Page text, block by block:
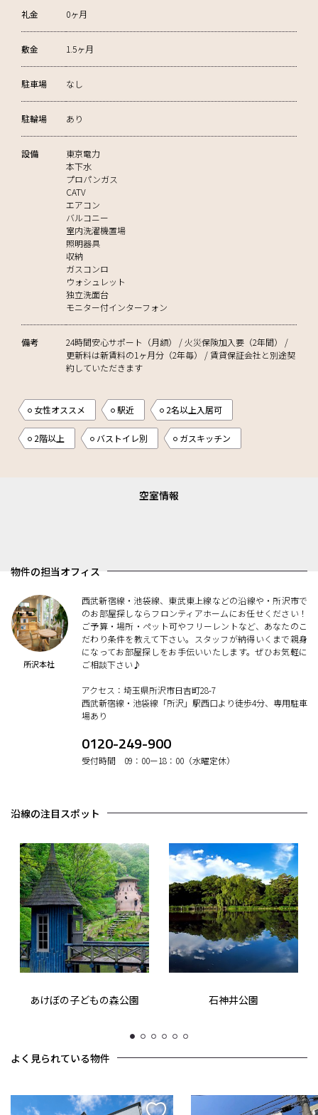
礼金 0ヶ月
敷金 1.5ヶ月
駐車場 なし
駐輪場 あり
設備
東京電力
本下水
プロパンガス
CATV
エアコン
バルコニー
室内洗濯機置場
照明器具
収納
ガスコンロ
ウォシュレット
独立洗面台
モニター付インターフォン
備考
24時間安心サポート（月額） / 火災保険加入要（2年間） /
更新料は新賃料の1ヶ月分（2年毎） / 賃貸保証会社と別途契
約していただきます
女性オススメ 駅近 2名以上入居可
2階以上 バストイレ別 ガスキッチン
空室情報
物件の担当オフィス
所沢本社
西武新宿線・池袋線、東武東上線などの沿線や・所沢市で
のお部屋探しならフロンティアホームにお任せください！
ご予算・場所・ペット可やフリーレントなど、あなたのこ
だわり条件を教えて下さい。スタッフが納得いくまで親身
になってお部屋探しをお手伝いいたします。ぜひお気軽に
ご相談下さい♪
アクセス：埼玉県所沢市日吉町28-7
西武新宿線・池袋線「所沢」駅西口より徒歩4分、専用駐車
場あり
0120-249-900
受付時間 09：00ー18：00（水曜定休）
沿線の注目スポット
あけぼの子どもの森公園 石神井公園
1 2 3 4 5 6
よく見られている物件